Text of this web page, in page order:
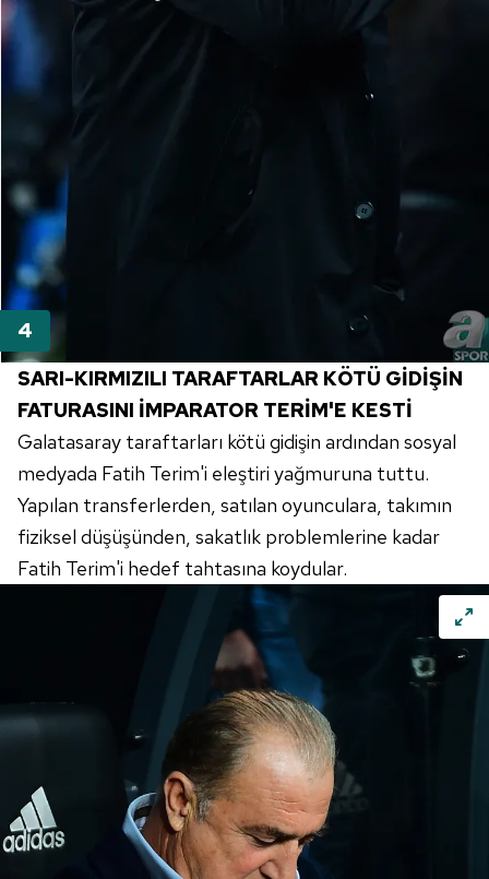
SARI-KIRMIZILI TARAFTARLAR KÖTÜ GİDİŞİN
FATURASINI İMPARATOR TERİM'E KESTİ
Galatasaray taraftarları kötü gidişin ardından sosyal
medyada Fatih Terim'i eleştiri yağmuruna tuttu.
Yapılan transferlerden, satılan oyunculara, takımın
fiziksel düşüşünden, sakatlık problemlerine kadar
Fatih Terim'i hedef tahtasına koydular.